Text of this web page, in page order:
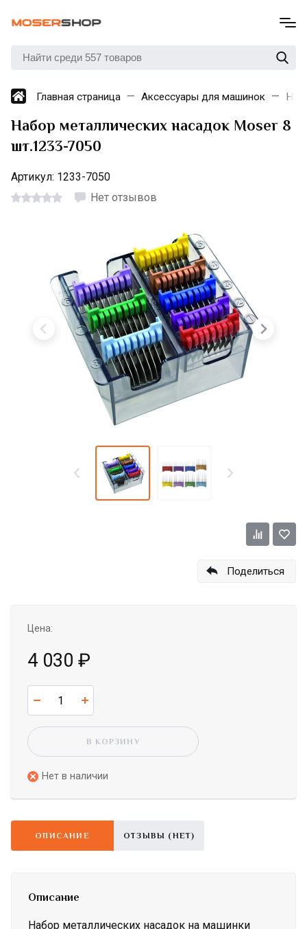
Главная страница Аксессуары для машинок
Набор металлических насадок Moser 8
шт.1233-7050
Артикул: 1233-7050
Нет отзывов
Поделиться
Цена:
4 030 ₽
В КОРЗИНУ
Нет в наличии
ОПИСАНИЕ ОТЗЫВЫ (НЕТ)
Описание
Набор металлических насадок на машинки